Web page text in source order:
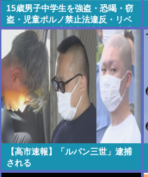
15歳男子中学生を強盗・恐喝・窃
盗・児童ポルノ禁止法違反・リベ
ンジポルノ防止法違反容疑で逮捕
【高市速報】「ルパン三世」逮捕
される